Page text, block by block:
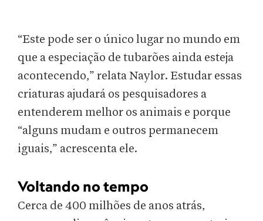
“Este pode ser o único lugar no mundo em
que a especiação de tubarões ainda esteja
acontecendo,” relata Naylor. Estudar essas
criaturas ajudará os pesquisadores a
entenderem melhor os animais e porque
“alguns mudam e outros permanecem
iguais,” acrescenta ele.
Voltando no tempo
Cerca de 400 milhões de anos atrás,